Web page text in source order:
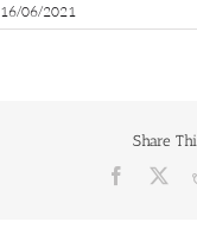
16/06/2021
Share
Facebook